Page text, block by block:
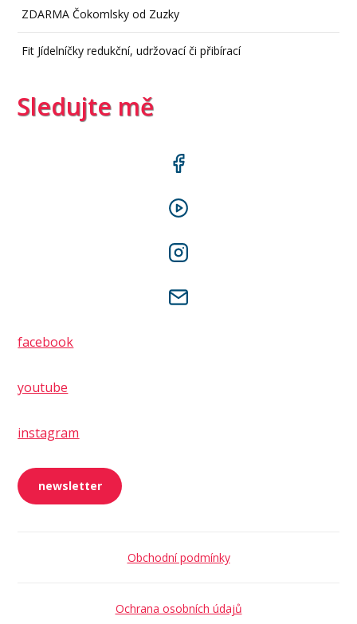
ZDARMA Čokomlsky od Zuzky
Fit Jídelníčky redukční, udržovací či přibírací
Sledujte mě
facebook
youtube
instagram
newsletter
Obchodní podmínky
Ochrana osobních údajů